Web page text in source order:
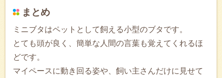
まとめ
ミニブタはペットとして飼える小型のブタです。
とても頭が良く、簡単な人間の言葉も覚えてくれるほ
どです。
マイペースに動き回る姿や、飼い主さんだけに見せて